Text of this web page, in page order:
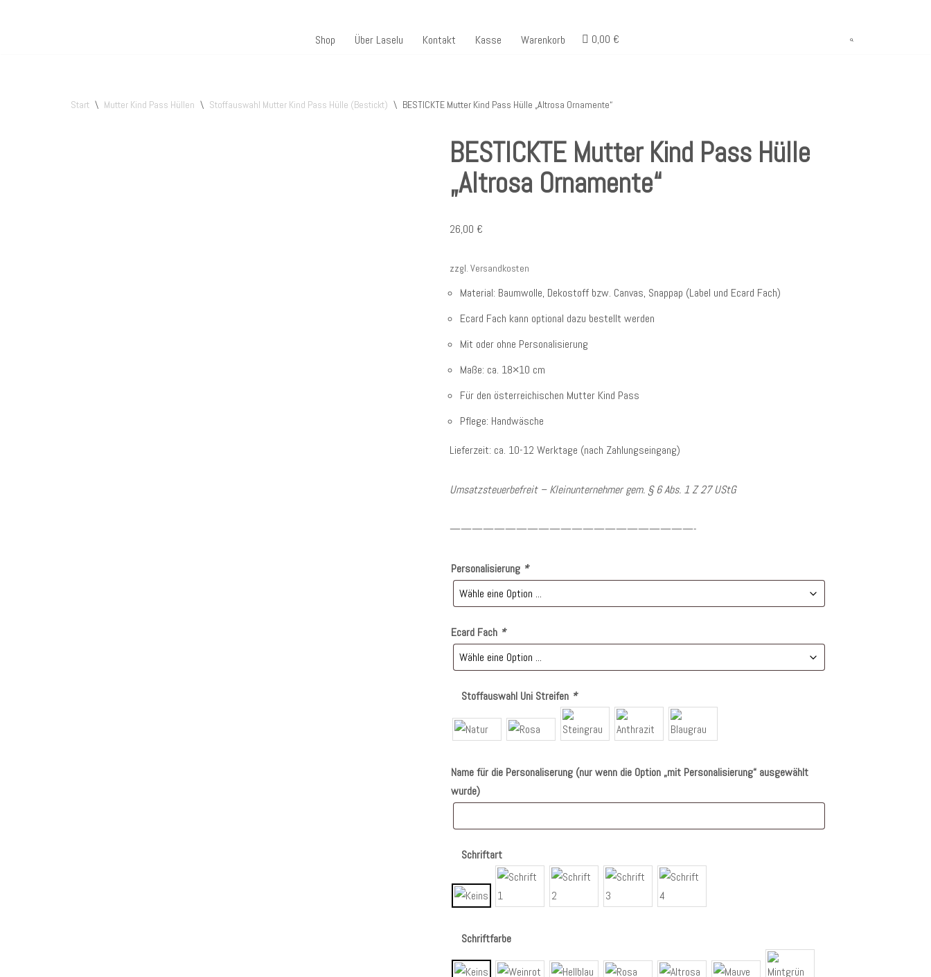
Shop Über Laselu Kontakt Kasse Warenkorb 0,00 €
Start \ Mutter Kind Pass Hüllen \ Stoffauswahl Mutter Kind Pass Hülle (Bestickt) \ BESTICKTE Mutter Kind Pass Hülle „Altrosa Ornamente“
BESTICKTE Mutter Kind Pass Hülle
„Altrosa Ornamente“
26,00 €
zzgl.Versandkosten
Material: Baumwolle, Dekostoff bzw. Canvas, Snappap (Label und Ecard Fach)
Ecard Fach kann optional dazu bestellt werden
Mit oder ohne Personalisierung
Maße: ca. 18×10 cm
Für den österreichischen Mutter Kind Pass
Pflege: Handwäsche
Lieferzeit: ca. 10-12 Werktage (nach Zahlungseingang)
Umsatzsteuerbefreit – Kleinunternehmer gem. § 6 Abs. 1 Z 27 UStG
——————————————————————-
Personalisierung *
Ecard Fach *
Stoffauswahl Uni Streifen *
Name für die Personaliserung (nur wenn die Option „mit Personalisierung“ ausgewählt
wurde)
Schriftart
Schriftfarbe